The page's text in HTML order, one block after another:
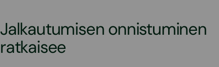
Jalkautumisen onnistuminen
ratkaisee